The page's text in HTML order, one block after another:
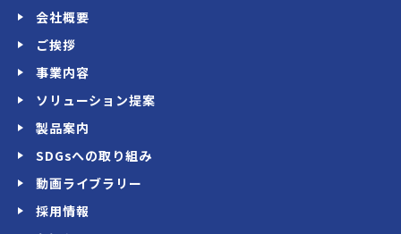
会社概要
ご挨拶
事業内容
ソリューション提案
製品案内
SDGsへの取り組み
動画ライブラリー
採用情報